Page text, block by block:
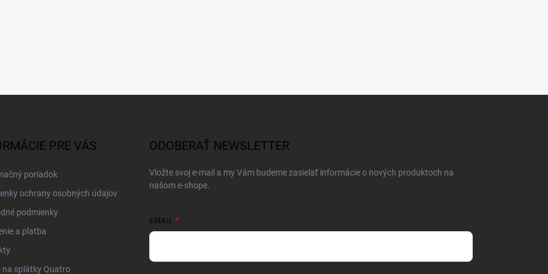
PRE VÁS
poriadok
ochrany osobných údajov
podmienky
a platba
na splátky Quatro
ODOBERAŤ NEWSLETTER
Vložte svoj e-mail a my Vám budeme zasielať informácie o nových produktoch na
našom e-shope.
EMAIL